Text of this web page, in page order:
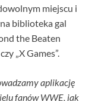
miejscu i
biblioteka gal
the Beaten
„X Games”.
aplikację
fanów WWE, jak